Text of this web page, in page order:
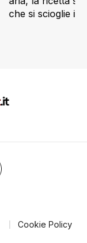
che si scioglie in
Cookie Policy